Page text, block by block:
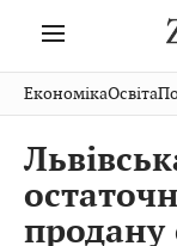
Івано-
Франківськ
Тернопіль
Волинь
Закарпаття
Рівне
ЕкономікаОсвіта